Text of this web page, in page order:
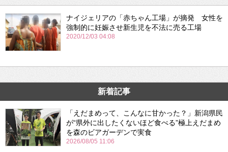
ナイジェリアの「赤ちゃん工場」が摘発 女性を
強制的に妊娠させ新生児を不法に売る工場
2020/12/03 04:08
新着記事
「えだまめって、こんなに甘かった？」新潟県民
が“県外に出したくないほど食べる”極上えだまめ
を森のビアガーデンで実食
2026/08/05 11:06